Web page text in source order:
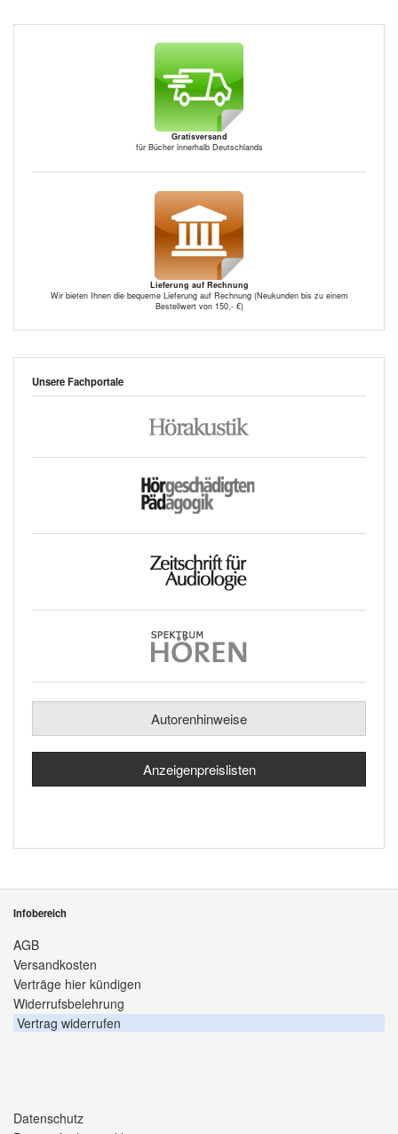
Gratisversand
für Bücher innerhalb Deutschlands
Lieferung auf Rechnung
Wir bieten Ihnen die bequeme Lieferung auf Rechnung (Neukunden bis zu einem
Bestellwert von 150,- €)
Unsere Fachportale
Autorenhinweise
Anzeigenpreislisten
Infobereich
AGB
Versandkosten
Verträge hier kündigen
Widerrufsbelehrung
Vertrag widerrufen
Datenschutz